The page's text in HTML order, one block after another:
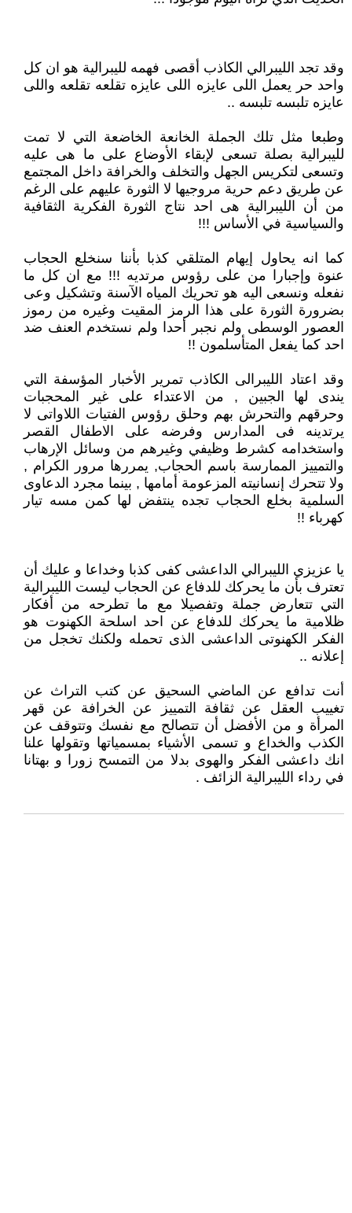
وقد تجد الليبرالي الكاذب أقصى فهمه لليبرالية هو ان كل
واحد حر يعمل اللى عايزه اللى عايزه تقلعه تقلعه واللى
عايزه تلبسه تلبسه ..
وطبعا مثل تلك الجملة الخانعة الخاضعة التي لا تمت
لليبرالية بصلة تسعى لإبقاء الأوضاع على ما هى عليه
وتسعى لتكريس الجهل والتخلف والخرافة داخل المجتمع
عن طريق دعم حرية مروجيها لا الثورة عليهم على الرغم
من أن الليبرالية هى احد نتاج الثورة الفكرية الثقافية
والسياسية في الأساس !!!
كما انه يحاول إيهام المتلقي كذبا بأننا سنخلع الحجاب
عنوة وإجبارا من على رؤوس مرتديه !!! مع ان كل ما
نفعله ونسعى اليه هو تحريك المياه الآسنة وتشكيل وعى
بضرورة الثورة على هذا الرمز المقيت وغيره من رموز
العصور الوسطى ولم نجبر أحدا ولم نستخدم العنف ضد
احد كما يفعل المتأسلمون !!
وقد اعتاد الليبرالى الكاذب تمرير الأخبار المؤسفة التي
يندى لها الجبين , من الاعتداء على غير المحجبات
وحرقهم والتحرش بهم وحلق رؤوس الفتيات اللاواتى لا
يرتدينه فى المدارس وفرضه على الاطفال القصر
واستخدامه كشرط وظيفي وغيرهم من وسائل الإرهاب
والتمييز الممارسة باسم الحجاب, يمررها مرور الكرام ,
ولا تتحرك إنسانيته المزعومة أمامها , بينما مجرد الدعاوى
السلمية بخلع الحجاب تجده ينتفض لها كمن مسه تيار
كهرباء !!
يا عزيزي الليبرالي الداعشى كفى كذبا وخداعا و عليك أن
تعترف بأن ما يحركك للدفاع عن الحجاب ليست الليبرالية
التي تتعارض جملة وتفصيلا مع ما تطرحه من أفكار
ظلامية ما يحركك للدفاع عن احد اسلحة الكهنوت هو
الفكر الكهنوتى الداعشى الذى تحمله ولكنك تخجل من
إعلانه ..
أنت تدافع عن الماضي السحيق عن كتب التراث عن
تغييب العقل عن ثقافة التمييز عن الخرافة عن قهر
المرأة و من الأفضل أن تتصالح مع نفسك وتتوقف عن
الكذب والخداع و تسمى الأشياء بمسمياتها وتقولها علنا
انك داعشى الفكر والهوى بدلا من التمسح زورا و بهتانا
في رداء الليبرالية الزائف .